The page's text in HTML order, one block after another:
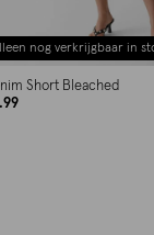
nog verkrijgbaar in
Short Bleached